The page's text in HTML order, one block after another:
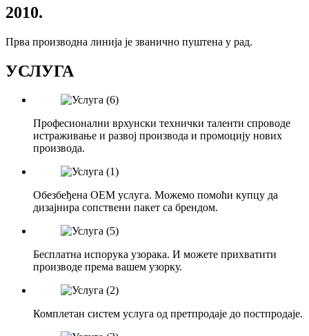
2010.
Прва производна линија је званично пуштена у рад.
УСЛУГА
Професионални врхунски технички таленти спроводе
истраживање и развој производа и промоцију нових
производа.
Обезбеђена ОЕМ услуга. Можемо помоћи купцу да
дизајнира сопствени пакет са брендом.
Бесплатна испорука узорака. И можете прихватити
производе према вашем узорку.
Комплетан систем услуга од претпродаје до постпродаје.